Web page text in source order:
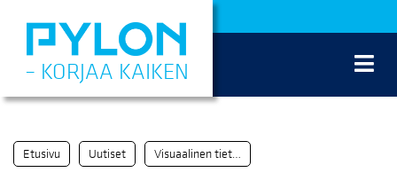
sisältöön
– KORJAA KAIKEN
Etusivu Uutiset Visuaalinen tietomallinnus yhteistoiminnallisessa rakentamisessa